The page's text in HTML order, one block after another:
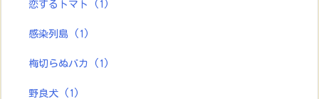
恋するトマト (1)
感染列島 (1)
梅切らぬバカ (1)
野良犬 (1)